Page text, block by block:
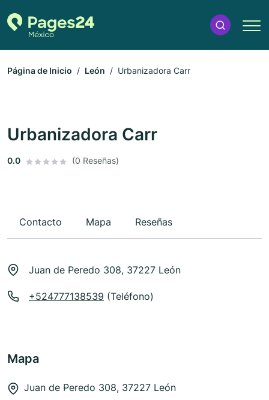
Página de Inicio León Urbanizadora Carr
Urbanizadora Carr
0.0 (0 Reseñas)
Contacto Mapa Reseñas
Juan de Peredo 308, 37227 León
+524777138539 (Teléfono)
Mapa
Juan de Peredo 308, 37227 León